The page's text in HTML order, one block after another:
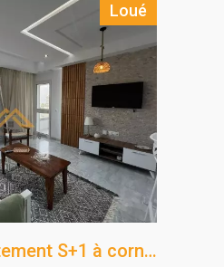
Loué
A louer appartement S+1 à corniche Sousse